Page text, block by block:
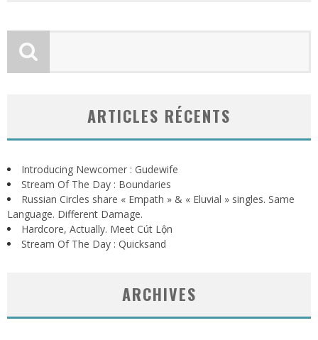
ARTICLES RÉCENTS
Introducing Newcomer : Gudewife
Stream Of The Day : Boundaries
Russian Circles share « Empath » & « Eluvial » singles. Same
Language. Different Damage.
Hardcore, Actually. Meet Cút Lộn
Stream Of The Day : Quicksand
ARCHIVES